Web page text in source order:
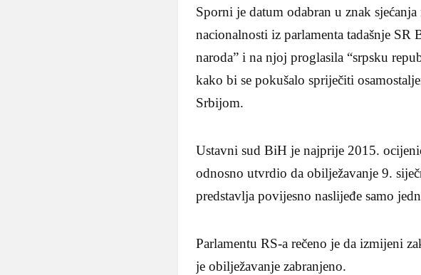
Sporni je datum odabran u znak
nacionalnosti iz parlamenta tadašnje
naroda” i na njoj proglasila “srpsku
kako bi se pokušalo spriječiti
Srbijom.
Ustavni sud BiH je najprije 2015.
odnosno utvrdio da obilježavanje 9.
predstavlja povijesno naslijeđe samo
Parlamentu RS-a rečeno je da izmijeni
je obilježavanje zabranjeno.